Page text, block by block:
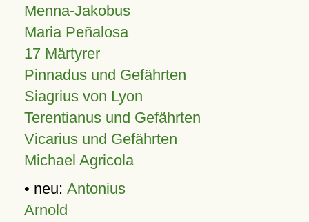
Menna-Jakobus
Maria Peñalosa
17 Märtyrer
Pinnadus und Gefährten
Siagrius von Lyon
Terentianus und Gefährten
Vicarius und Gefährten
Michael Agricola
• neu: Antonius
Arnold